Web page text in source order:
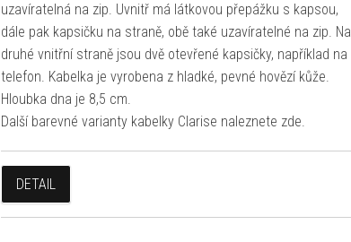
uzavíratelná na zip. Uvnitř má látkovou přepážku s kapsou,
dále pak kapsičku na straně, obě také uzavíratelné na zip. Na
druhé vnitřní straně jsou dvě otevřené kapsičky, například na
telefon. Kabelka je vyrobena z hladké, pevné hovězí kůže.
Hloubka dna je 8,5 cm.
Další barevné varianty kabelky Clarise naleznete zde.
DETAIL